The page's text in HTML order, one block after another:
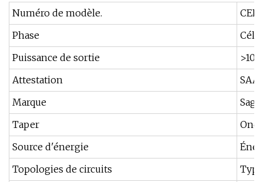
Numéro de modèle.
Phase
Puissance de sortie
Attestation
SAA,
Marque
Sage
Taper
Source d'énergie
Topologies de circuits